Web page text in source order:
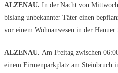
ALZENAU. In der Nacht von
bislang unbekannter Täter einen
vor einem Wohnanwesen in der Hanuer
ALZENAU. Am Freitag zwischen
einem Firmenparkplatz am Steinbruch